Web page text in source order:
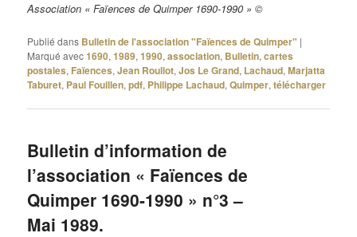
Association « Faïences de Quimper 1690-1990 » ©
Publié dans Bulletin de l'association "Faïences de Quimper" |
Marqué avec1690,1989,1990,association, Bulletin,cartes
postales, Faïences,Jean Roullot,Jos Le Grand, Lachaud,Marjatta
Taburet, Paul Fouillen,pdf, Philippe Lachaud,Quimper,télécharger
Bulletin d’information de
l’association « Faïences de
Quimper 1690-1990 » n°3 –
Mai 1989.